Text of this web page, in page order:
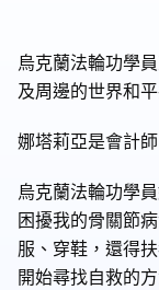
烏克蘭法輪功學
及周邊的世界和平
娜塔莉亞是會計
烏克蘭法輪功學
困擾我的骨關節
服、穿鞋，還得
開始尋找自救的